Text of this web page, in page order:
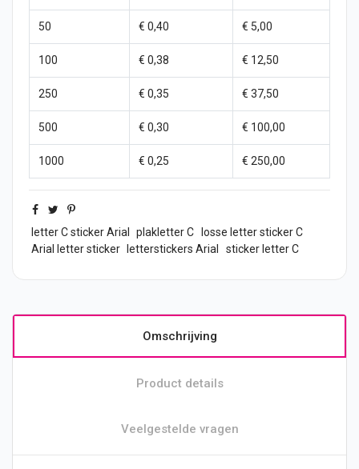
50 € 0,40 € 5,00
100 € 0,38 € 12,50
250 € 0,35 € 37,50
500 € 0,30 € 100,00
1000 € 0,25 € 250,00
letter C sticker Arial plakletter C
losse letter sticker C
Arial letter sticker
letterstickers Arial sticker letter C
Omschrijving
Product details
Veelgestelde vragen